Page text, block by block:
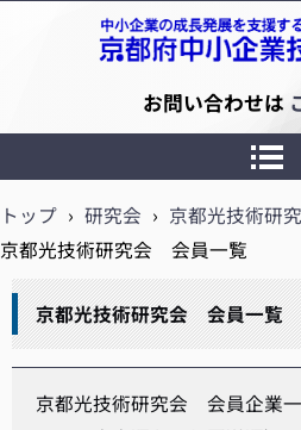
京都府中小企業技術センター
お問い合わせは
トップ › 研究会 › 京都光技術研
京都光技術研究会 会員一覧
京都光技術研究会 会員一覧
京都光技術研究会 会員企業